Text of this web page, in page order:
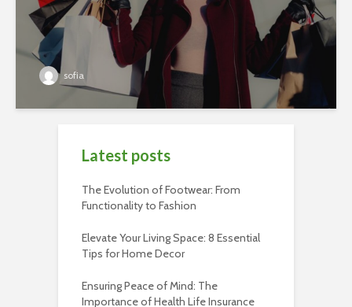
sofia
Latest posts
The Evolution of Footwear: From
Functionality to Fashion
Elevate Your Living Space: 8 Essential
Tips for Home Decor
Ensuring Peace of Mind: The
Importance of Health Life Insurance